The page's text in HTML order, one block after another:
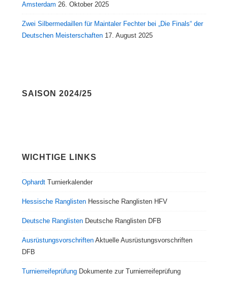
Amsterdam 26. Oktober 2025
Zwei Silbermedaillen für Maintaler Fechter bei „Die Finals“ der
Deutschen Meisterschaften 17. August 2025
SAISON 2024/25
WICHTIGE LINKS
Ophardt Turnierkalender
Hessische Ranglisten Hessische Ranglisten HFV
Deutsche Ranglisten Deutsche Ranglisten DFB
Ausrüstungsvorschriften Aktuelle Ausrüstungsvorschriften
DFB
Turnierreifeprüfung Dokumente zur Turnierreifeprüfung